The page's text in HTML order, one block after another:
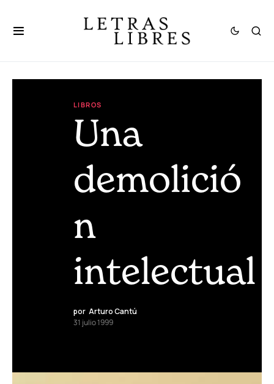
LIBROS
Una
demolició
n
intelectual
por Arturo Cantú
31 julio 1999